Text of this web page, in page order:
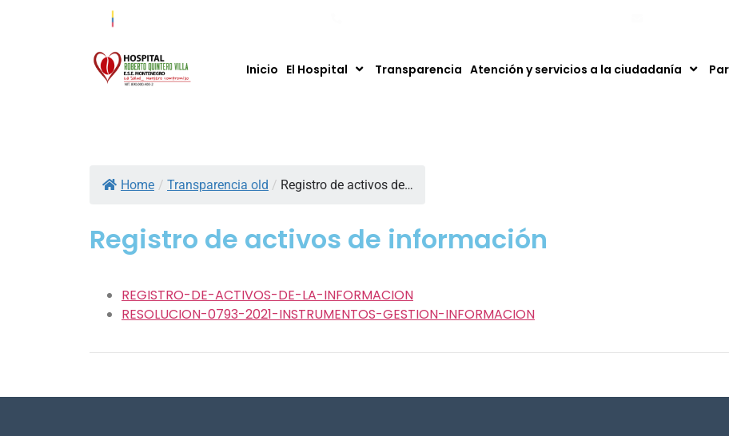
Inicio El Hospital Transparencia Atención y servicios a la ciudadanía
Home / Transparencia old / Registro de activos de…
Registro de activos de información
REGISTRO-DE-ACTIVOS-DE-LA-INFORMACION
RESOLUCION-0793-2021-INSTRUMENTOS-GESTION-INFORMACION